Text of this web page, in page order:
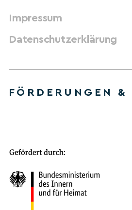
Impressum
Datenschutzerklärung
FÖRDERUNGEN &